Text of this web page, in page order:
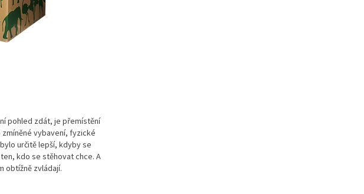
pohled zdát, je přemístění
vybavení, fyzické
určitě lepší, kdyby se
kdo se stěhovat chce. A
obtížně zvládají.